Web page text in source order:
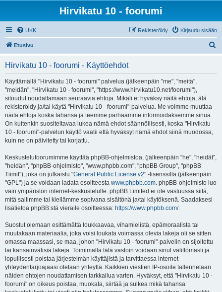
Hirvikatu 10 - foorumi
UKK Kirjaudu sisään
Rekisteröidy
Etusivu
Hirvikatu 10 - foorumi - Käyttöehdot
Käyttämällä "Hirvikatu 10 - foorumi" palvelua (jälkeenpäin "me", "meitä",
"meidän", "Hirvikatu 10 - foorumi", "https://www.hirvikatu10.net/foorumi"),
sitoudut noudattamaan seuraavia ehtoja. Mikäli et hyväksy näitä ehtoja, älä
rekisteröidy ja/tai käytä "Hirvikatu 10 - foorumi"-palvelua. Me voimme muuttaa
näitä ehtoja koska tahansa ja teemme parhaamme informoidaksemme sinua.
On kuitenkin suositeltavaa lukea nämä ehdot säännöllisesti, koska "Hirvikatu
10 - foorumi"-palvelun käyttö vaatii että hyväksyt nämä ehdot siinä muodossa,
kuin ne on päivitetty tai korjattu.
Keskustelufoorumimme käyttää phpBB-ohjelmistoa, (jälkeenpäin "he", "heidät",
"heidän", "phpBB-ohjelmisto", "www.phpbb.com", "phpBB Group", "phpBB
Tiimit"), joka on julkaistu "General Public License v2" -lisenssillä (jälkeenpäin
"GPL") ja se voidaan ladata osoitteesta www.phpbb.com. phpBB-ohjelmisto luo
vain ympäristön internet-keskustelulle. phpBB Limited ei ole vastuussa siitä,
mitä sallimme tai kiellämme sopivana sisältönä ja/tai käytöksenä. Saadaksesi
lisätietoa phpBB:stä vieraile osoitteessa: https://www.phpbb.com/.
Suostut olemaan esittämättä loukkaavaa, vihamielistä, epämoraalista tai
muutakaan materiaalia, joka voisi loukata voimassa olevia lakeja oli se sitten
omassa maassasi, se maa, johon "Hirvikatu 10 - foorumi"-palvelin on sijoitettu
tai kansainvälisiä lakeja. Toimimalla tätä vastoin voidaan sinut välittömästi ja
lopullisesti poistaa järjestelmän käyttäjistä ja tarvittaessa internet-
yhteydentarjoajaasi otetaan yhteyttä. Kaikkien viestien IP-osoite tallennetaan
näiden ehtojen noudattamisen tarkkailua varten. Hyväksyt, että "Hirvikatu 10 -
foorumi" on oikeus poistaa, muokata, siirtää ja sulkea mikä tahansa